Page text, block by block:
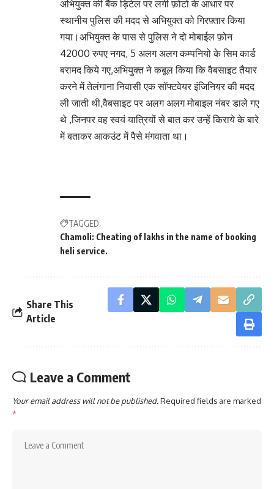
अभियुक्त की बैंक ड़िटेल पर लगी फ़ोटो के आधार पर
स्थानीय पुलिस की मदद से अभियुक्त को गिरफ़्तार किया
गया।अभियुक्त के पास से पुलिस ने दो मोबाईल फ़ोन
42000 रुपए नगद, 5 अलग अलग कम्पनियो के सिम कार्ड
बरामद किये गए,अभियुक्त ने कबूल किया कि वैबसाइट तैयार
करने में तेलंगाना निवासी एक सॉफ्टवेयर इंजिनियर की मदद
ली जाती थी,वैबसाइट पर अलग अलग मोबाइल नंबर डाले गए
थे ,जिनपर वह स्वयं यात्रियों से बात कर उन्हें किराये के बारे
में बताकर आकउंट में पैसे मंगवाता था।
TAGGED:
Chamoli: Cheating of lakhs in the name of booking
heli service.
Share This
Article
Leave a Comment
Your email address will not be published.Required fields are marked
*